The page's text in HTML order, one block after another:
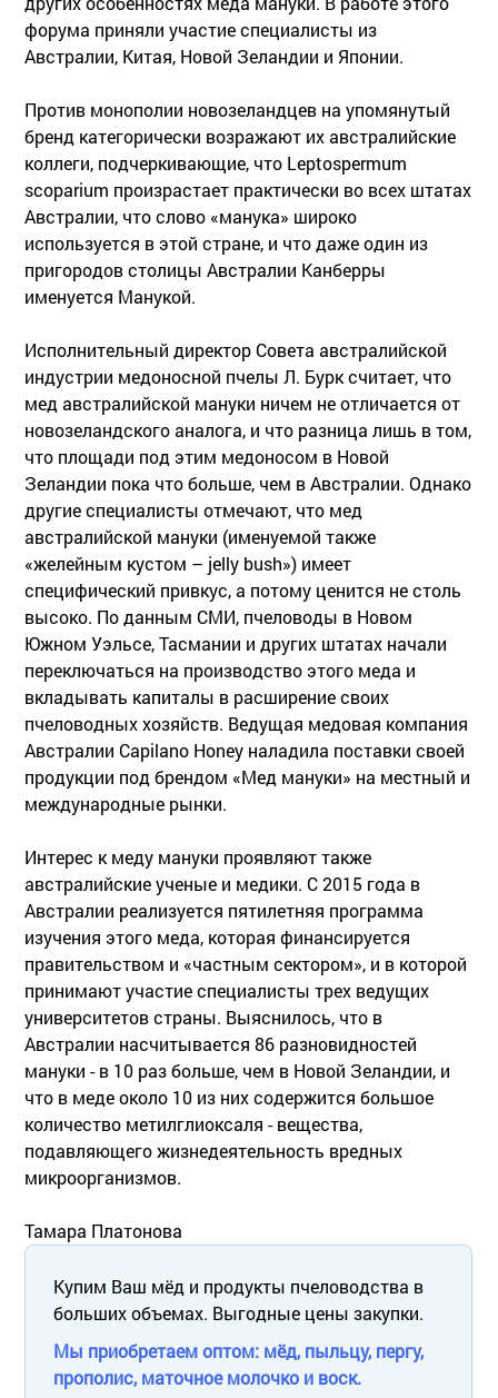
форума приняли участие специалисты из
Австралии, Китая, Новой Зеландии и Японии.
Против монополии новозеландцев на упомянутый
бренд категорически возражают их австралийские
коллеги, подчеркивающие, что Leptospermum
scoparium произрастает практически во всех штатах
Австралии, что слово «манука» широко
используется в этой стране, и что даже один из
пригородов столицы Австралии Канберры
именуется Манукой.
Исполнительный директор Совета австралийской
индустрии медоносной пчелы Л. Бурк считает, что
мед австралийской мануки ничем не отличается от
новозеландского аналога, и что разница лишь в том,
что площади под этим медоносом в Новой
Зеландии пока что больше, чем в Австралии. Однако
другие специалисты отмечают, что мед
австралийской мануки (именуемой также
«желейным кустом – jelly bush») имеет
специфический привкус, а потому ценится не столь
высоко. По данным СМИ, пчеловоды в Новом
Южном Уэльсе, Тасмании и других штатах начали
переключаться на производство этого меда и
вкладывать капиталы в расширение своих
пчеловодных хозяйств. Ведущая медовая компания
Австралии Capilano Hоney наладила поставки своей
продукции под брендом «Мед мануки» на местный и
международные рынки.
Интерес к меду мануки проявляют также
австралийские ученые и медики. С 2015 года в
Австралии реализуется пятилетняя программа
изучения этого меда, которая финансируется
правительством и «частным сектором», и в которой
принимают участие специалисты трех ведущих
университетов страны. Выяснилось, что в
Австралии насчитывается 86 разновидностей
мануки - в 10 раз больше, чем в Новой Зеландии, и
что в меде около 10 из них содержится большое
количество метилглиоксаля - вещества,
подавляющего жизнедеятельность вредных
микроорганизмов.
Тамара Платонова
Купим Ваш мёд и продукты пчеловодства в
больших объемах. Выгодные цены закупки.
Мы приобретаем оптом: мёд, пыльцу, пергу,
прополис, маточное молочко и воск.